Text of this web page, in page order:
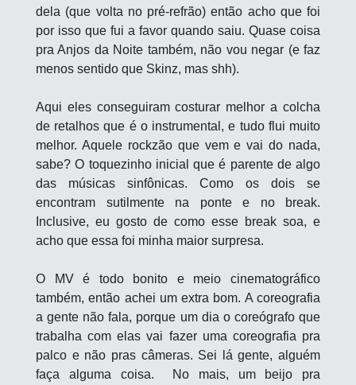
dela (que volta no pré-refrão) então acho que foi
por isso que fui a favor quando saiu. Quase coisa
pra Anjos da Noite também, não vou negar (e faz
menos sentido que Skinz, mas shh).
Aqui eles conseguiram costurar melhor a colcha
de retalhos que é o instrumental, e tudo flui muito
melhor. Aquele rockzão que vem e vai do nada,
sabe? O toquezinho inicial que é parente de algo
das músicas sinfônicas. Como os dois se
encontram sutilmente na ponte e no break.
Inclusive, eu gosto de como esse break soa, e
acho que essa foi minha maior surpresa.
O MV é todo bonito e meio cinematográfico
também, então achei um extra bom. A coreografia
a gente não fala, porque um dia o coreógrafo que
trabalha com elas vai fazer uma coreografia pra
palco e não pras câmeras. Sei lá gente, alguém
faça alguma coisa.  No mais, um beijo pra